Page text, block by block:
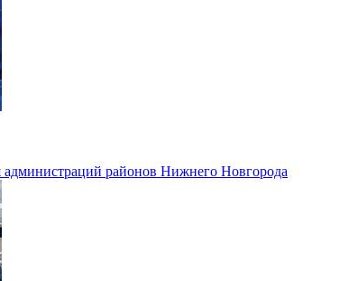
районов Нижнего Новгорода